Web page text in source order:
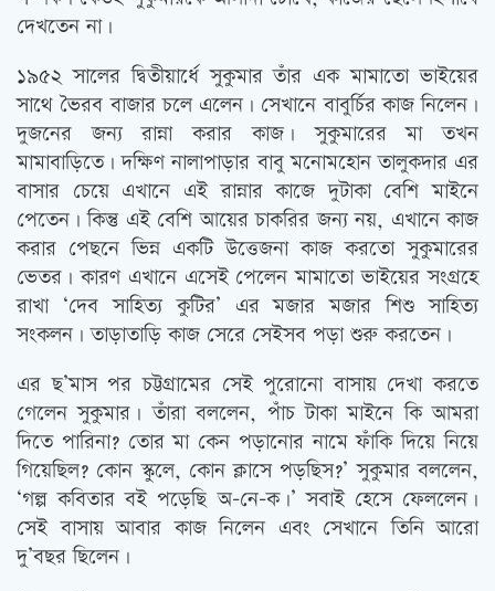
দেখতেন না।
১৯৫২ সালের দ্বিতীয়ার্ধে সুকুমার তাঁর এক মামাতো ভাইয়ের
সাথে ভৈরব বাজার চলে এলেন। সেখানে বাবুর্চির কাজ নিলেন।
দুজনের জন্য রান্না করার কাজ। সুকুমারের মা তখন
মামাবাড়িতে। দক্ষিণ নালাপাড়ার বাবু মনোমহোন তালুকদার এর
বাসার চেয়ে এখানে এই রান্নার কাজে দুটাকা বেশি মাইনে
পেতেন। কিন্তু এই বেশি আয়ের চাকরির জন্য নয়, এখানে কাজ
করার পেছনে ভিন্ন একটি উত্তেজনা কাজ করতো সুকুমারের
ভেতর। কারণ এখানে এসেই পেলেন মামাতো ভাইয়ের সংগ্রহে
রাখা ‘দেব সাহিত্য কুটির’ এর মজার মজার শিশু সাহিত্য
সংকলন। তাড়াতাড়ি কাজ সেরে সেইসব পড়া শুরু করতেন।
এর ছ’মাস পর চট্টগ্রামের সেই পুরোনো বাসায় দেখা করতে
গেলেন সুকুমার। তাঁরা বললেন, পাঁচ টাকা মাইনে কি আমরা
দিতে পারিনা? তোর মা কেন পড়ানোর নামে ফাঁকি দিয়ে নিয়ে
গিয়েছিল? কোন স্কুলে, কোন ক্লাসে পড়ছিস?’ সুকুমার বললেন,
‘গল্প কবিতার বই পড়েছি অ-নে-ক।’ সবাই হেসে ফেললেন।
সেই বাসায় আবার কাজ নিলেন এবং সেখানে তিনি আরো
দু’বছর ছিলেন।